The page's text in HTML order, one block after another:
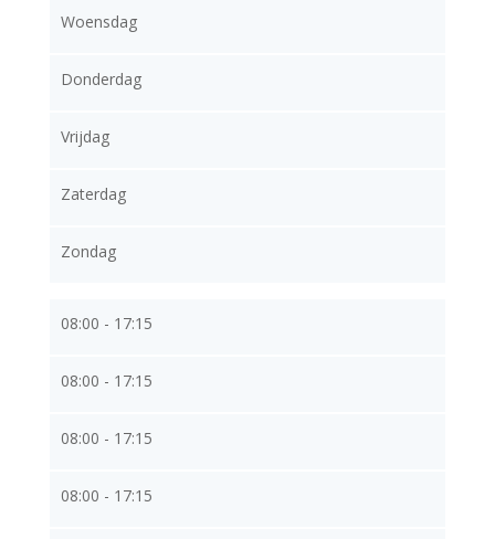
Woensdag
Donderdag
Vrijdag
Zaterdag
Zondag
08:00 - 17:15
08:00 - 17:15
08:00 - 17:15
08:00 - 17:15